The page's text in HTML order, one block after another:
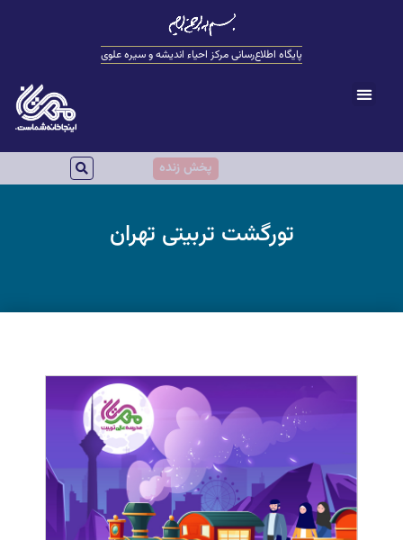
پایگاه اطلاع‌رسانی مرکز احیاء اندیشه و سیره علوی
پخش زنده
تورگشت تربیتی تهران